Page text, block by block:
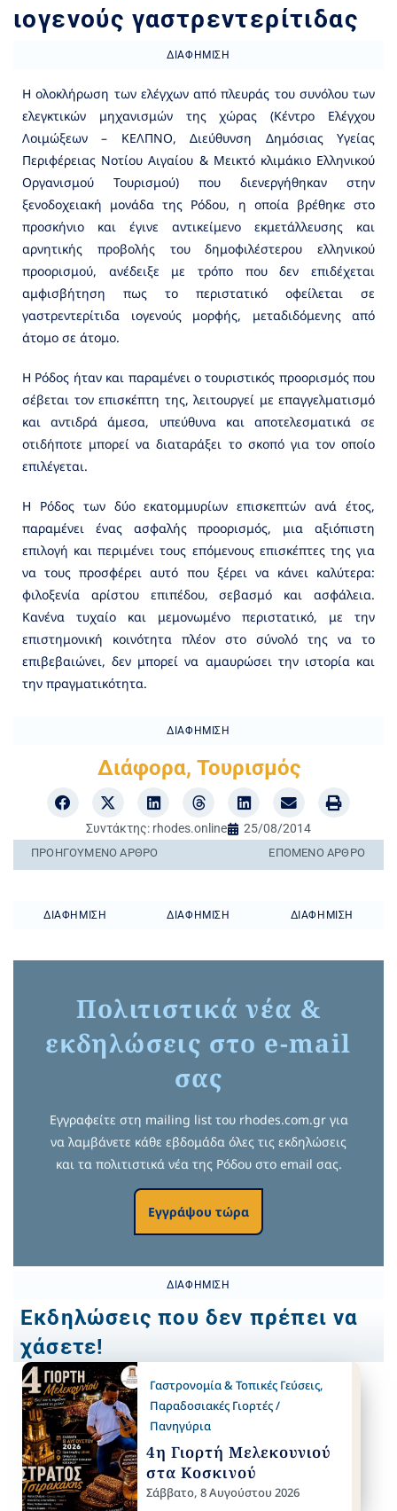
ιογενούς γαστρεντερίτιδας
ΔΙΑΦΉΜΙΣΗ
Η ολοκλήρωση των ελέγχων από πλευράς του συνόλου των
ελεγκτικών μηχανισμών της χώρας (Κέντρο Ελέγχου
Λοιμώξεων – ΚΕΛΠΝΟ, Διεύθυνση Δημόσιας Υγείας
Περιφέρειας Νοτίου Αιγαίου & Μεικτό κλιμάκιο Ελληνικού
Οργανισμού Τουρισμού) που διενεργήθηκαν στην
ξενοδοχειακή μονάδα της Ρόδου, η οποία βρέθηκε στο
προσκήνιο και έγινε αντικείμενο εκμετάλλευσης και
αρνητικής προβολής του δημοφιλέστερου ελληνικού
προορισμού, ανέδειξε με τρόπο που δεν επιδέχεται
αμφισβήτηση πως το περιστατικό οφείλεται σε
γαστρεντερίτιδα ιογενούς μορφής, μεταδιδόμενης από
άτομο σε άτομο.
Η Ρόδος ήταν και παραμένει ο τουριστικός προορισμός που
σέβεται τον επισκέπτη της, λειτουργεί με επαγγελματισμό
και αντιδρά άμεσα, υπεύθυνα και αποτελεσματικά σε
οτιδήποτε μπορεί να διαταράξει το σκοπό για τον οποίο
επιλέγεται.
Η Ρόδος των δύο εκατομμυρίων επισκεπτών ανά έτος,
παραμένει ένας ασφαλής προορισμός, μια αξιόπιστη
επιλογή και περιμένει τους επόμενους επισκέπτες της για
να τους προσφέρει αυτό που ξέρει να κάνει καλύτερα:
φιλοξενία αρίστου επιπέδου, σεβασμό και ασφάλεια.
Κανένα τυχαίο και μεμονωμένο περιστατικό, με την
επιστημονική κοινότητα πλέον στο σύνολό της να το
επιβεβαιώνει, δεν μπορεί να αμαυρώσει την ιστορία και
την πραγματικότητα.
ΔΙΑΦΉΜΙΣΗ
Διάφορα, Τουρισμός
Συντάκτης: rhodes.online 25/08/2014
ΠΡΟΗΓΟΎΜΕΝO ΆΡΘΡΟ ΕΠΌΜΕΝΟ ΆΡΘΡΟ
ΔΙΑΦΉΜΙΣΗ ΔΙΑΦΉΜΙΣΗ ΔΙΑΦΉΜΙΣΗ
Πολιτιστικά νέα &
εκδηλώσεις στο e-mail
σας
Εγγραφείτε στη mailing list του rhodes.com.gr για
να λαμβάνετε κάθε εβδομάδα όλες τις εκδηλώσεις
και τα πολιτιστικά νέα της Ρόδου στο email σας.
Εγγράψου τώρα
ΔΙΑΦΉΜΙΣΗ
Εκδηλώσεις που δεν πρέπει να
χάσετε!
Γαστρονομία & Τοπικές Γεύσεις,
Παραδοσιακές Γιορτές /
Πανηγύρια
4η Γιορτή Μελεκουνιού
στα Κοσκινού
Σάββατο, 8 Αυγούστου 2026